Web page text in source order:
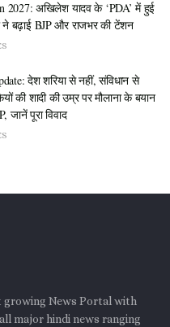
2027: अखिलेश यादव के ‘PDA’ में हुई
ने बढ़ाई BJP और राजभर की टेंशन
देश शरिया से नहीं, संविधान से
की शादी की उम्र पर मौलाना के बयान
जानें पूरा विवाद
growing News Portal with
major hindi news ranging